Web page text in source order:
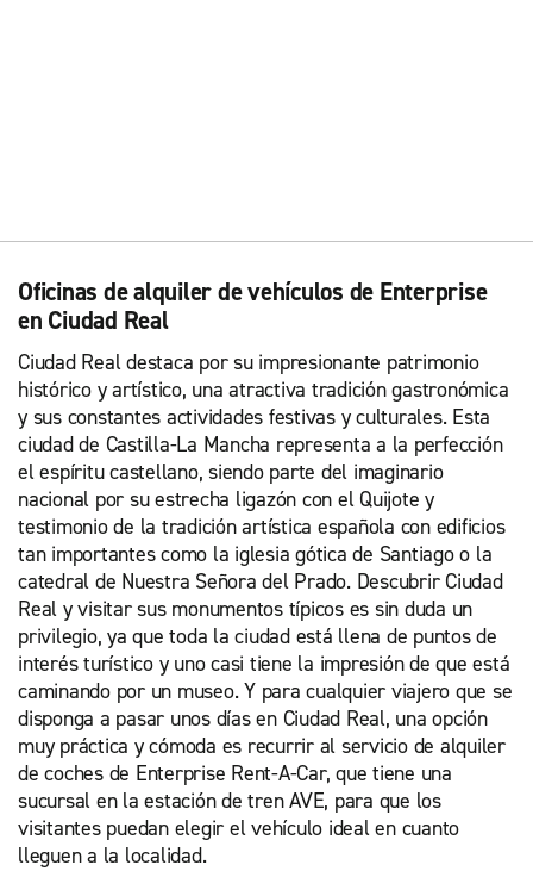
Oficinas de alquiler de vehículos de Enterprise
en Ciudad Real
Ciudad Real destaca por su impresionante patrimonio
histórico y artístico, una atractiva tradición gastronómica
y sus constantes actividades festivas y culturales. Esta
ciudad de Castilla-La Mancha representa a la perfección
el espíritu castellano, siendo parte del imaginario
nacional por su estrecha ligazón con el Quijote y
testimonio de la tradición artística española con edificios
tan importantes como la iglesia gótica de Santiago o la
catedral de Nuestra Señora del Prado. Descubrir Ciudad
Real y visitar sus monumentos típicos es sin duda un
privilegio, ya que toda la ciudad está llena de puntos de
interés turístico y uno casi tiene la impresión de que está
caminando por un museo. Y para cualquier viajero que se
disponga a pasar unos días en Ciudad Real, una opción
muy práctica y cómoda es recurrir al servicio de alquiler
de coches de Enterprise Rent-A-Car, que tiene una
sucursal en la estación de tren AVE, para que los
visitantes puedan elegir el vehículo ideal en cuanto
lleguen a la localidad.